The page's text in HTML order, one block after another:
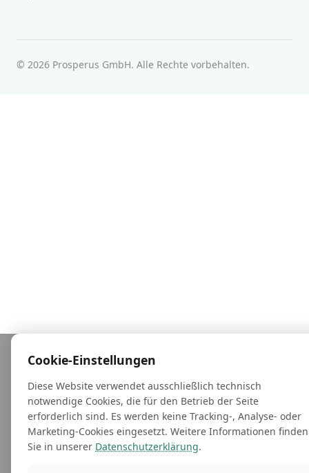
© 2026 Prosperus GmbH. Alle Rechte vorbehalten.
Cookie-Einstellungen
Diese Website verwendet ausschließlich technisch
notwendige Cookies, die für den Betrieb der Seite
erforderlich sind. Es werden keine Tracking-, Analyse- oder
Marketing-Cookies eingesetzt. Weitere Informationen finden
Sie in unserer Datenschutzerklärung.